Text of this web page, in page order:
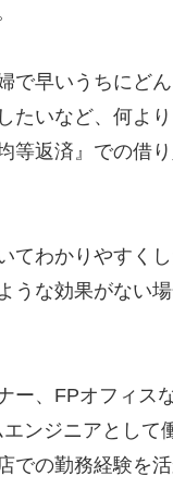
早いうちにど
たいなど、何よ
等返済』での借
わかりやすく
うな効果がない場
ー、FPオフィス
ンジニアとして
での勤務経験を